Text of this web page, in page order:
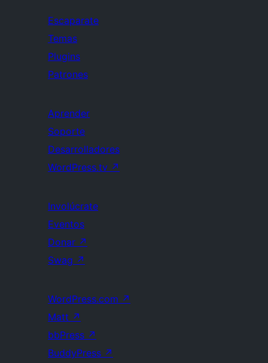
Escaparate
Temas
Plugins
Patrones
Aprender
Soporte
Desarrolladores
WordPress.tv ↗
Involúcrate
Eventos
Donar ↗
Swag ↗
WordPress.com ↗
Matt ↗
bbPress ↗
BuddyPress ↗